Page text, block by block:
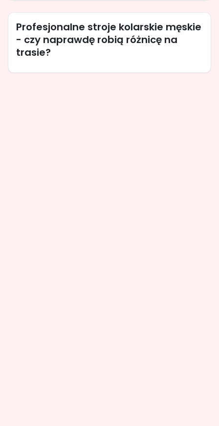
Profesjonalne stroje kolarskie męskie
- czy naprawdę robią różnicę na
trasie?